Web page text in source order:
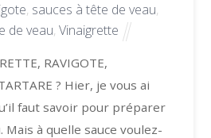
, sauces à tête de veau,
de veau, Vinaigrette
RAVIGOTE,
? Hier, je vous ai
faut savoir pour préparer
Mais à quelle sauce voulez-